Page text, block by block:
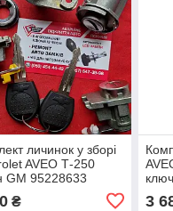
личинок у зборі
AVEO Т-250
GM 95228633
₴ 3